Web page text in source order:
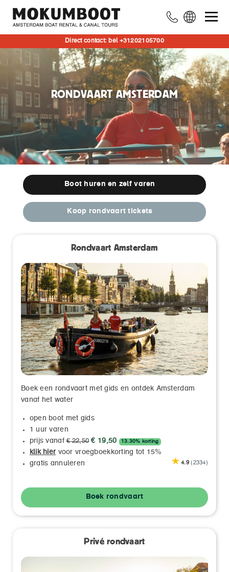
Direct contact: bel +31202105700
boat,
and
Amsterdam
canal
cruise.
narration.
RONDVAART AMSTERDAM
Boot huren en zelf varen
Koop rondvaart tickets
Rondvaart Amsterdam
4.9(2334)
Boek een rondvaart met gids en ontdek Amsterdam
vanaf het water
open boot met gids
1 uur varen
prijs vanaf€ 22,50 € 19,50 13.30% korting
klik hiervoor vroegboekkorting tot 15%
gratis annuleren
Boek rondvaart
Privé rondvaart